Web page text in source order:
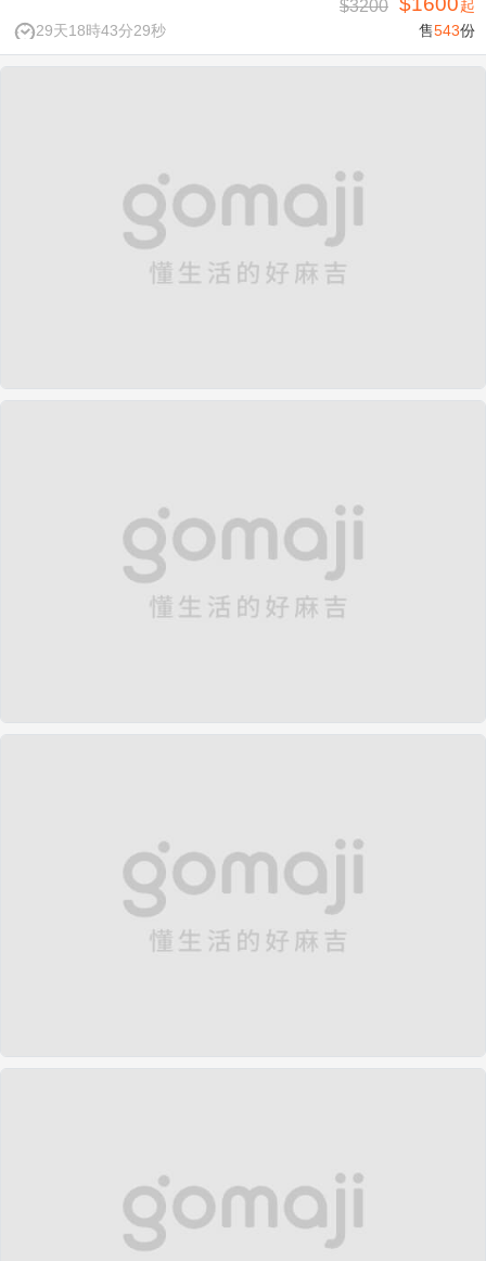
29天18時43分28秒
$3200 起
售543份